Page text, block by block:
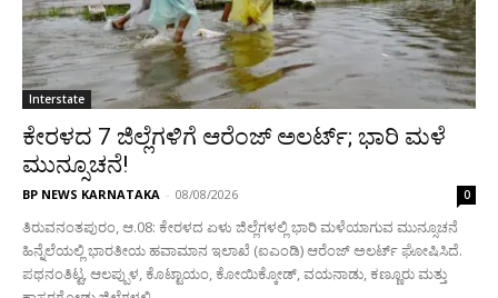
Interstate
ಕೇರಳದ 7 ಜಿಲ್ಲೆಗಳಿಗೆ ಆರೆಂಜ್ ಅಲರ್ಟ್; ಭಾರಿ ಮಳೆ
ಮುನ್ಸೂಚನೆ!
BP NEWS KARNATAKA - 08/08/2026 0
ತಿರುವನಂತಪುರಂ, ಆ.08: ಕೇರಳದ ಏಳು ಜಿಲ್ಲೆಗಳಲ್ಲಿ ಭಾರಿ ಮಳೆಯಾಗುವ ಮುನ್ಸೂಚನೆ
ಹಿನ್ನೆಲೆಯಲ್ಲಿ ಭಾರತೀಯ ಹವಾಮಾನ ಇಲಾಖೆ (ಐಎಂಡಿ) ಆರೆಂಜ್ ಅಲರ್ಟ್ ಘೋಷಿಸಿದೆ.
ಪಥನಂತಿಟ್ಟ, ಆಲಪ್ಪುಳ, ಕೊಟ್ಟಾಯಂ, ಕೋಯಿಕ್ಕೋಡ್, ವಯನಾಡು, ಕಣ್ಣೂರು ಮತ್ತು